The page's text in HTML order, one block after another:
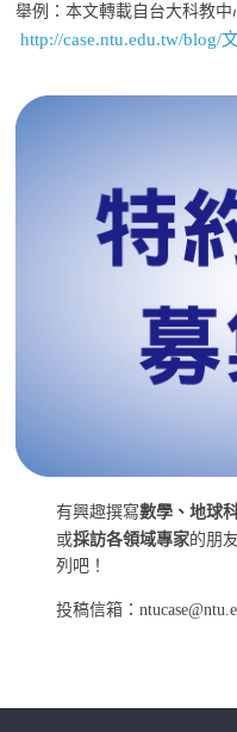
舉例：本文轉載自台大科教中
http://case.ntu.edu.tw/blog/
有興趣撰寫數學、地球
或採訪各領域專家的朋
列吧！
投稿信箱：